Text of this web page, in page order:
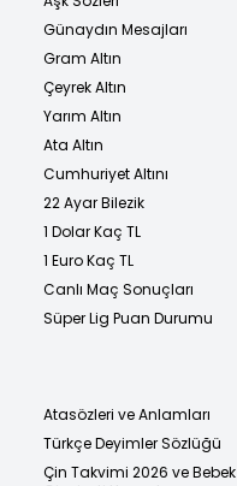
Günaydın Mesajları
Gram Altın
Çeyrek Altın
Yarım Altın
Ata Altın
Cumhuriyet Altını
22 Ayar Bilezik
1 Dolar Kaç TL
1 Euro Kaç TL
Canlı Maç Sonuçları
Süper Lig Puan Durumu
Atasözleri ve Anlamları
Türkçe Deyimler Sözlüğü
Çin Takvimi 2026 ve Bebek